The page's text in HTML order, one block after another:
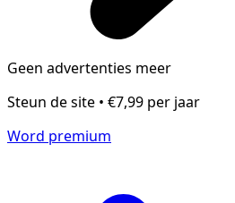
Geen advertenties meer
Steun de site • €7,99 per jaar
Word premium